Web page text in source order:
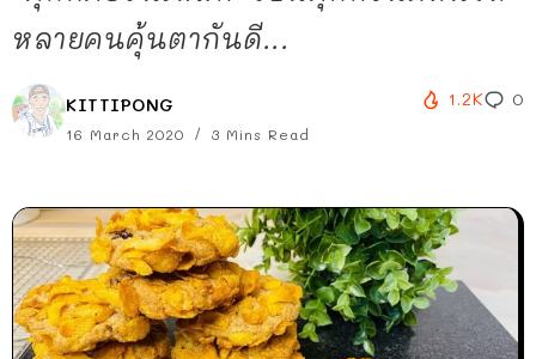
หลายคนคุ้นตากันดี...
KITTIPONG
16 March 2020 3 Mins Read
1.2K 0